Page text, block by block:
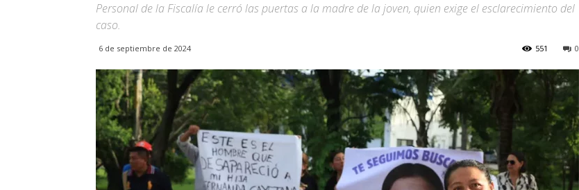
Personal de la Fiscalía le cerró las puertas a la madre de la joven, quien exige el esclarecimiento del
caso.
6 de septiembre de 2024 0
551